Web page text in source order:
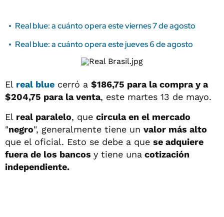
Real blue: a cuánto opera este viernes 7 de agosto
Real blue: a cuánto opera este jueves 6 de agosto
El real blue cerró a $186,75 para la compra y a
$204,75 para la venta, este martes 13 de mayo.
El real paralelo, que circula en el mercado
"negro", generalmente tiene un valor más alto
que el oficial. Esto se debe a que se adquiere
fuera de los bancos y tiene una cotización
independiente.